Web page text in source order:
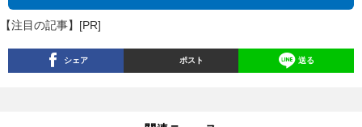
【注目の記事】[PR]
シェア ポスト 送る